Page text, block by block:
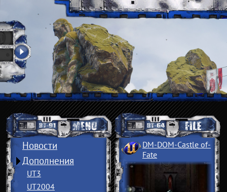
Новости
Дополнения
UT3
UT2004
DM-DOM-Castle of­
Fate